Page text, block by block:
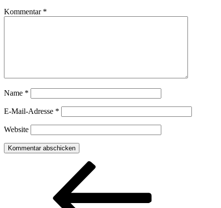
Kommentar *
Name *
E-Mail-Adresse *
Website
Beitragsnavigation